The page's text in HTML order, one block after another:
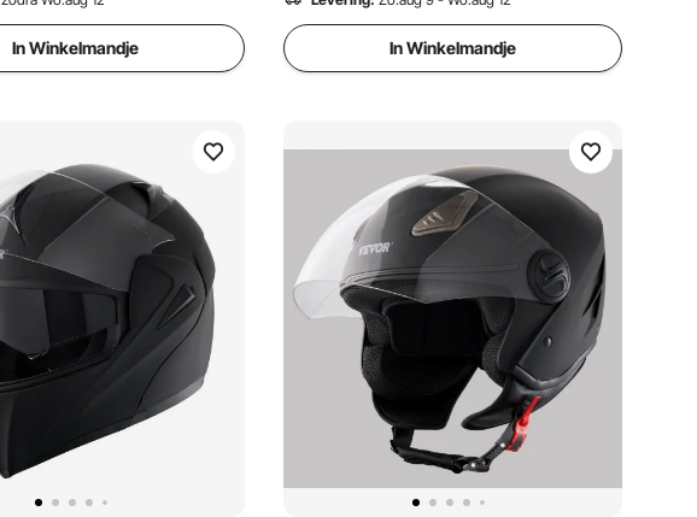
In Winkelmandje In Winkelmandje